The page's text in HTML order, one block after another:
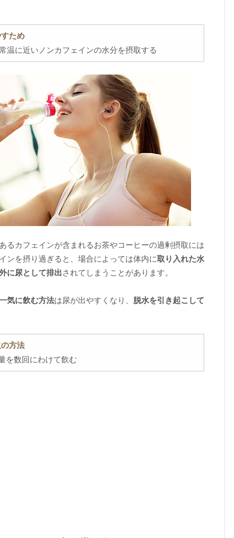
ため
温に近いノンカフェインの水分を摂取する
るカフェインが含まれるお茶やコーヒーの過剰摂取には
ンを摂り過ぎると、場合によっては体内に取り入れた水
に尿として排出されてしまうことがあります。
気に飲む方法は尿が出やすくなり、 脱水を引き起こして
方法
を数回にわけて飲む